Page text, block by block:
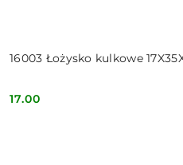
16003 Łożysko kulkowe
Cena:
17.00